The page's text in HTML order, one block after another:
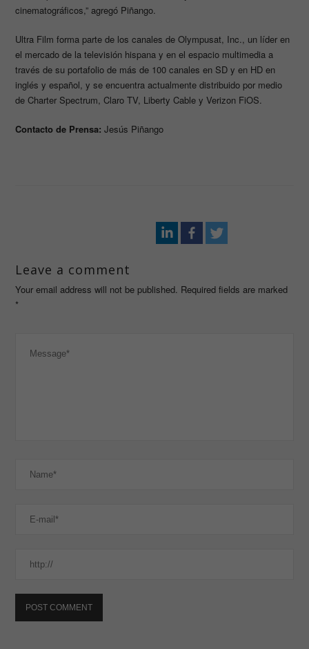
cinematográficos,” agregó Piñango.
Ultra Film forma parte de los canales de Olympusat, Inc., un líder en
el mercado de la televisión hispana y en el espacio multimedia a
través de su portafolio de más de 100 canales en SD y en HD en
inglés y español, y se encuentra actualmente distribuido por medio
de Charter Spectrum, Claro TV, Liberty Cable y Verizon FiOS.
Contacto de Prensa:Jesús Piñango
Leave a comment
Your email address will not be published. Required fields are marked
*